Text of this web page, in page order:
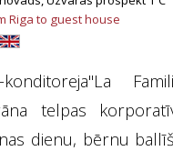
Riga to guest house
telpas
dienu, bērnu